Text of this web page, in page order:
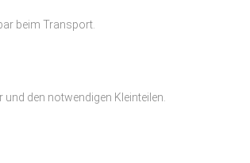
beim Transport.
den notwendigen Kleinteilen.